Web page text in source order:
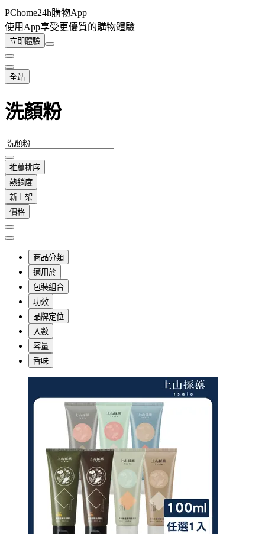
PChome24h購物App
使用App享受更優質的購物體驗
立即體驗
全站
洗顏粉
推薦排序
熱銷度
新上架
價格
商品分類
適用於
包裝組合
功效
品牌定位
入數
容量
香味